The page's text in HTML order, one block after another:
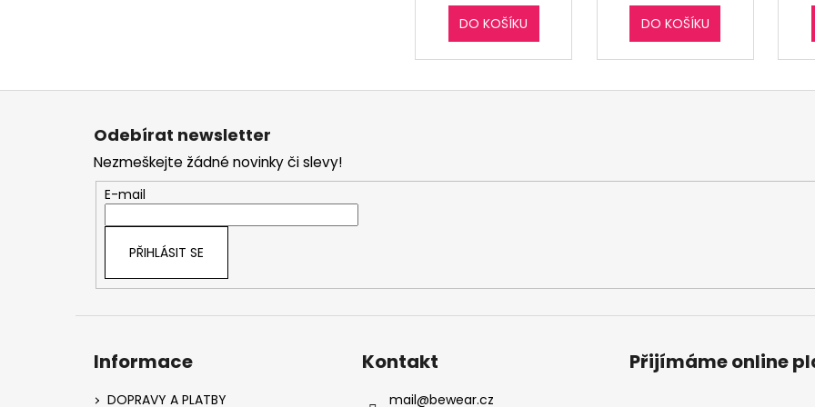
DO KOŠÍKU DO KOŠÍKU
Z
Odebírat newsletter
Nezmeškejte žádné novinky či slevy!
E-mail
PŘIHLÁSIT SE
Informace
DOPRAVY A PLATBY
Kontakt
mail@bewear.cz
Přijímáme online